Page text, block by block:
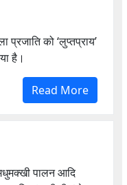
को ‘लुप्तप्राय’
है।
Read More
पालन आदि